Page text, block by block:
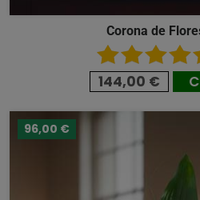
Corona de
144,00 €
96,00 €